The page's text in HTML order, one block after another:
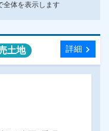
全体を表示します
土地 詳細 chevron_right